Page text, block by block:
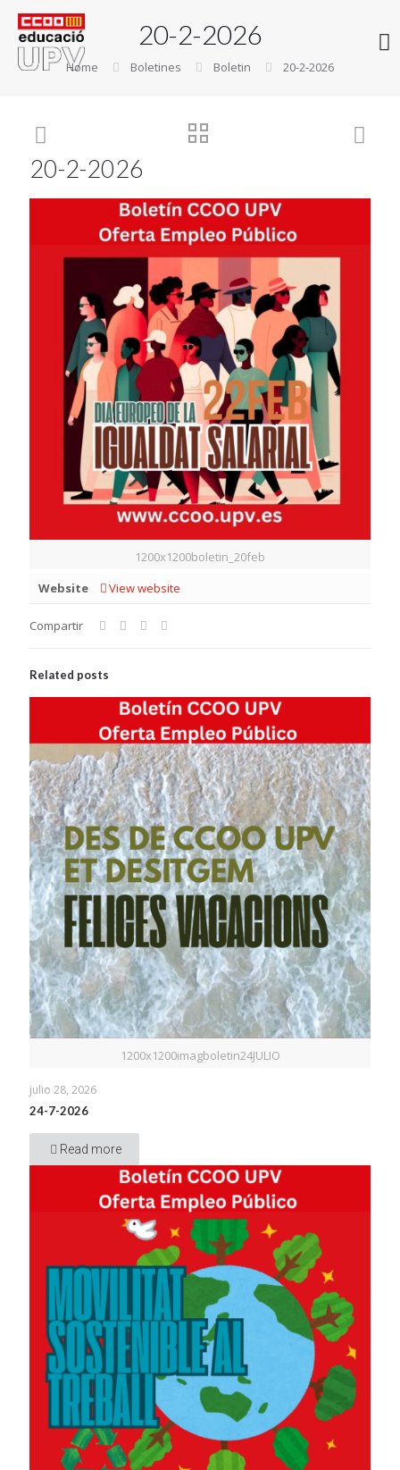
20-2-2026
Home Boletines Boletin 20-2-2026
20-2-2026
1200x1200boletin_20feb
Website
View website
Compartir
Related posts
1200x1200imagboletin24JULIO
julio 28, 2026
24-7-2026
Read more